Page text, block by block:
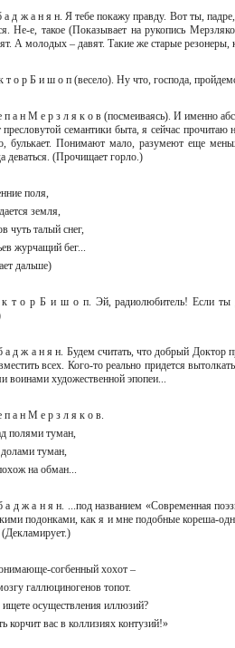
а д ж а н я н. Я тебе покажу правду. Вот ты,
Не-е, такое (Показывает на рукопись
А молодых – давят. Такие же старые резонеры,
т о р Б и ш о п (весело). Ну что, господа,
п а н М е р з л я к о в (посмеиваясь). И именно
пресловутой семантики быта, я сейчас
булькает. Понимают мало, разумеют еще
деваться. (Прочищает горло.)
поля,
земля,
чуть талый снег,
журчащий бег...
дальше)
т о р Б и ш о п. Эй, радиолюбитель! Если ты
а д ж а н я н. Будем считать, что добрый Доктор
всех. Кого-то реально придется
воинами художественной эпопеи...
п а н М е р з л я к о в.
полями туман,
туман,
на обман...
а д ж а н я н. ...под названием «Современная
подонками, как я и мне подобные кореша-
(Декламирует.)
согбенный хохот –
галлюциногенов топот.
осуществления иллюзий?
корчит вас в коллизиях контузий!»